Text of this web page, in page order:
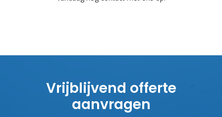
Vrijblijvend offerte
aanvragen